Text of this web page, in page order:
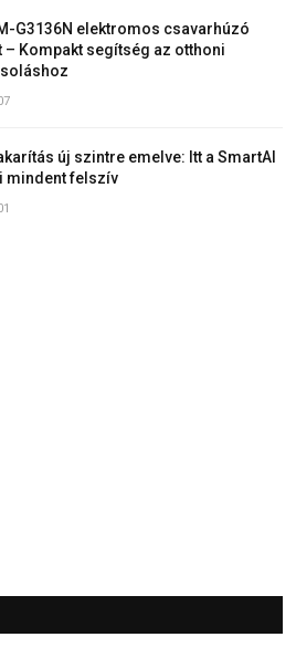
G3136N elektromos csavarhúzó
– Kompakt segítség az otthoni
új szintre emelve: Itt a SmartAI
mindent felszív